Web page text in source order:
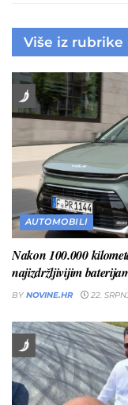
Više iz rubrike
AUTOMOBILI
Nakon 100.000
najizdržljivijim
BY NOVINE.HR 22.